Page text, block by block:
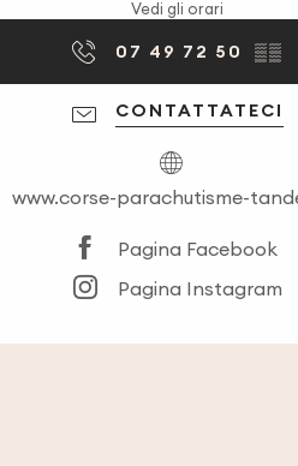
Vedi gli orari
07 49 72 50 ▒▒
CONTATTATECI
www.corse-parachutisme-
Pagina Facebook
Pagina Instagram